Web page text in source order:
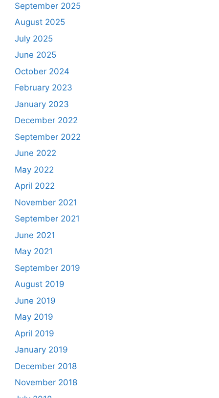
September 2025
August 2025
July 2025
June 2025
October 2024
February 2023
January 2023
December 2022
September 2022
June 2022
May 2022
April 2022
November 2021
September 2021
June 2021
May 2021
September 2019
August 2019
June 2019
May 2019
April 2019
January 2019
December 2018
November 2018